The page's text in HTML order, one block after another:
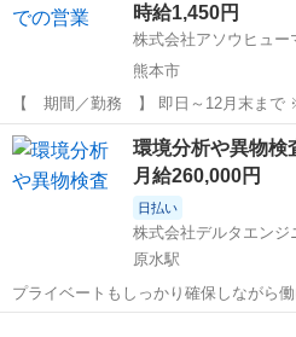
時給1,450円
株式会社アソウヒュ
熊本市
【 期間／勤務 】 即日～12月末ま
その後、直接雇用の可能性あり 日祝＋第2・4土曜お休み 8：00～17：
00(休憩1時間) 【 お仕事内容 】 ■取引先の訪問(1日5件程：社用車
使用)...
熊本 熊本市 営業
環境分析や異物検
月給260,000円
日払い
株式会社デルタエンジ
原水駅
プライベートもしっかり確保しながら
した働き方でワークライフバランス充実もできる♪ 【